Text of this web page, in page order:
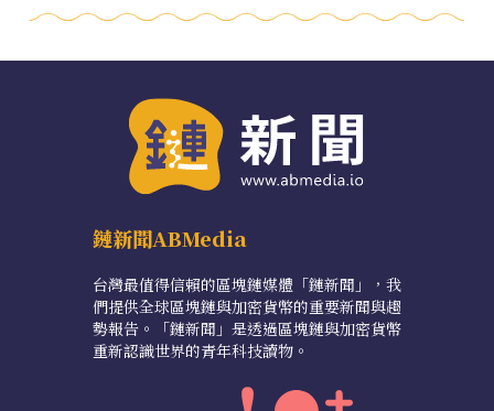
鏈新聞ABMedia
台灣最值得信賴的區塊鏈媒體「鏈新聞」，我
們提供全球區塊鏈與加密貨幣的重要新聞與趨
勢報告。「鏈新聞」是透過區塊鏈與加密貨幣
重新認識世界的青年科技讀物。